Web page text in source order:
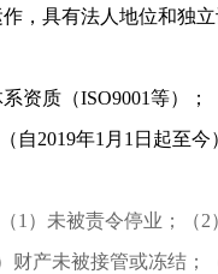
作，具有法人地位和独
资质（ISO9001等）；
自2019年1 月 1 日起至今
1 ）未被责令停业；（2
财产未被接管或冻结；